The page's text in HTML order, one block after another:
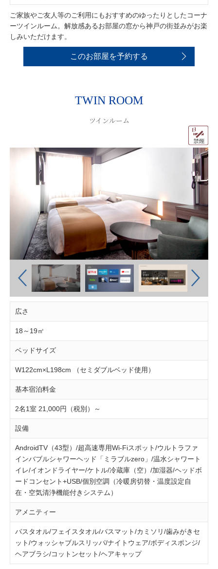
ご家族やご友人等のご利用にもおすすめのゆったりとしたコーナ
ーツインルーム。解放感あるお部屋の窓から神戸の街並みがお楽
しみいただけます。
このお部屋を予約する
TWIN ROOM
ツインルーム
広さ
18～19㎡
ベッドサイズ
W122cm×L198cm （セミダブルベッド使用）
基本宿泊料金
2名1室 21,000円（税別）～
設備
AndroidTV（43型）/超高速専用Wi-Fiスポット/ウルトラファ
インバブルシャワーヘッド「ミラブルzero」/温水シャワート
イレ/イオンドライヤー/ケトル/冷蔵庫（空）/加湿器/ヘッドボ
ードコンセント+USB/個別空調（冷暖房切替・温度設定自
在・空気清浄機能付きシステム）
アメニティー
バスタオル/フェイスタオル/バスマット/カミソリ/歯みがきセ
ット/ウォッシャブルスリッパ/ナイトウェア/ボディスポンジ/
ヘアブラシ/コットンセット/ヘアキャップ